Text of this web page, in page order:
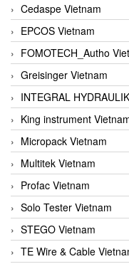
Cedaspe Vietnam
EPCOS Vietnam
FOMOTECH_Autho
Greisinger Vietnam
INTEGRAL
King instrument
Micropack Vietnam
Multitek Vietnam
Profac Vietnam
Solo Tester Vietnam
STEGO Vietnam
TE Wire & Cable